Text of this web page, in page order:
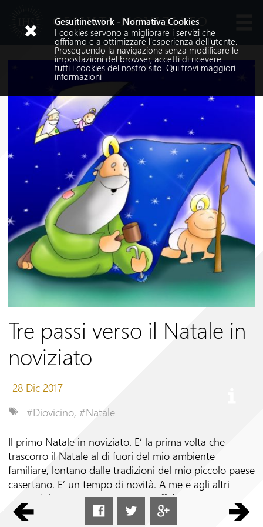
GESUITI NOVIZIATO
Tre passi verso il Natale in
noviziato
28 Dic 2017
#Diovicino, #Natale
Il primo Natale in noviziato. E’ la prima volta che
trascorro il Natale al di fuori del mio ambiente
familiare, lontano dalle tradizioni del mio piccolo paese
casertano. E’ un tempo di novità. A me e agli altri
novizi del primo anno sono stati affidati tre compiti
che hanno scandito il progressivo ingresso di questa
Lingue
Cerca nel sito
Cerca
Seguici su
Gesuitinetwork - Normativa Cookies
I cookies servono a migliorare i servizi che
offriamo e a ottimizzare l'esperienza dell'utente.
Proseguendo la navigazione senza modificare le
impostazioni del browser, accetti di ricevere
tutti i cookies del nostro sito. Quitrovi maggiori
informazioni